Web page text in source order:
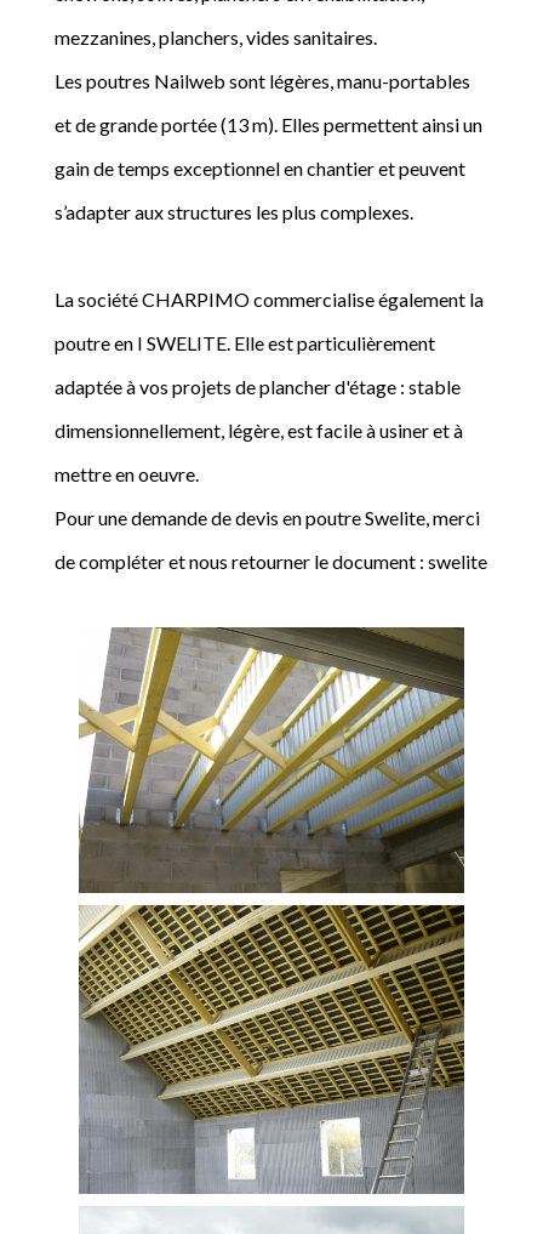
mezzanines, planchers, vides sanitaires.
Les poutres Nailweb sont légères, manu-portables
et de grande portée (13 m). Elles permettent ainsi un
gain de temps exceptionnel en chantier et peuvent
s’adapter aux structures les plus complexes.
La société CHARPIMO commercialise également la
poutre en I SWELITE. Elle est particulièrement
adaptée à vos projets de plancher d'étage : stable
dimensionnellement, légère, est facile à usiner et à
mettre en oeuvre.
Pour une demande de devis en poutre Swelite, merci
de compléter et nous retourner le document : swelite